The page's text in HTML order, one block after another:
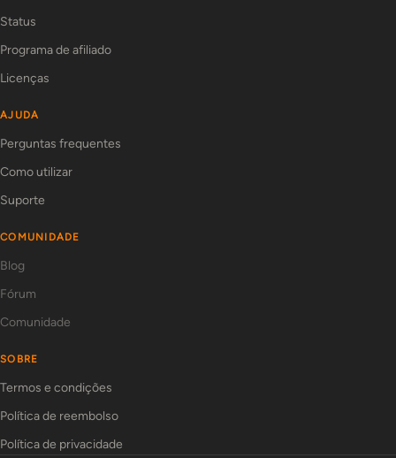
Status
Programa de afiliado
Licenças
AJUDA
Perguntas frequentes
Como utilizar
Suporte
COMUNIDADE
Blog
Fórum
Comunidade
SOBRE
Termos e condições
Política de reembolso
Política de privacidade